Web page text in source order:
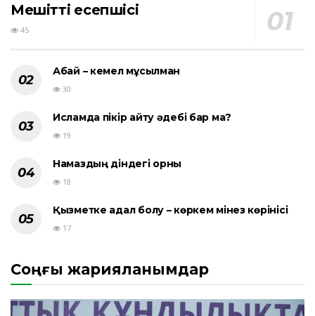
Мешіттің есепшісі
45
Абай – кемел мұсылман
30
Исламда пікір айту әдебі бар ма?
19
Намаздың діндегі орны
18
Қызметке адал болу – көркем мінез көрінісі
17
Соңғы жарияланымдар